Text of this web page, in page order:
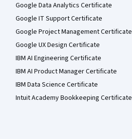
Google Data Analytics Certificate
Google IT Support Certificate
Google Project Management Certificate
Google UX Design Certificate
IBM AI Engineering Certificate
IBM AI Product Manager Certificate
IBM Data Science Certificate
Intuit Academy Bookkeeping Certificate